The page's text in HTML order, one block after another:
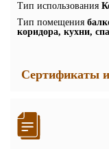
Тип использования
Тип помещения
коридора, кухни,
Сертификаты